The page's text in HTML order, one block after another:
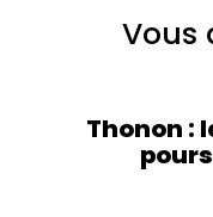
Vous
Thonon :